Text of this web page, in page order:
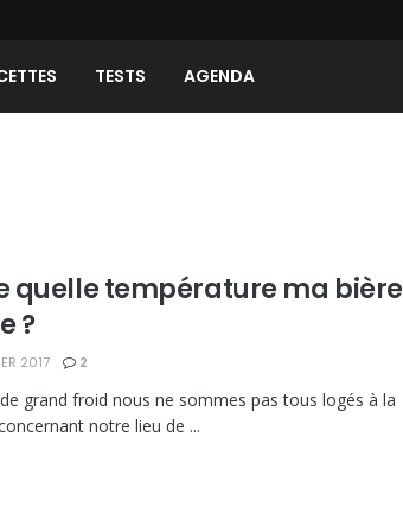
TESTS AGENDA
quelle température ma bière
?
2017 2
grand froid nous ne sommes pas tous logés à la
notre lieu de ...